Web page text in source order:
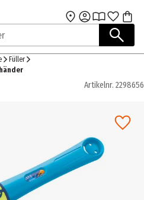
Zum Hauptinhalt
Füller
Artikelnr. 2298656